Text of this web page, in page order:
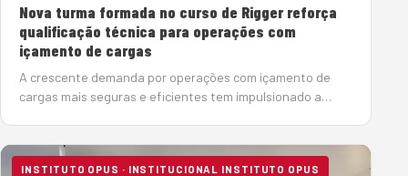
Nova turma formada no curso de Rigger reforça
qualificação técnica para operações com
içamento de cargas
A crescente demanda por operações com içamento de
cargas mais seguras e eficientes tem impulsionado a
da Sobratema, concluiu…
INSTITUTO OPUS · INSTITUCIONAL INSTITUTO OPUS